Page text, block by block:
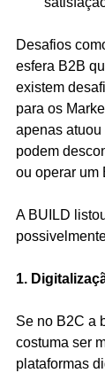
Desafios
esfera B2B
existem
para os
apenas atuou
podem
ou operar um
A BUILD
1.
Se no B2C a
costuma ser
plataformas